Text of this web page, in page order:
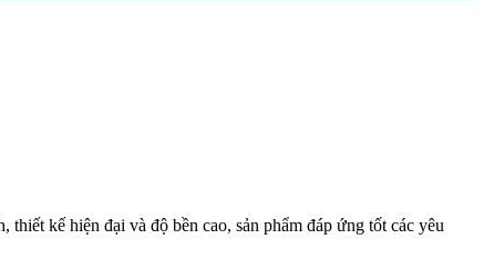
kế hiện đại và độ bền cao, sản phẩm đáp ứng tốt các yêu